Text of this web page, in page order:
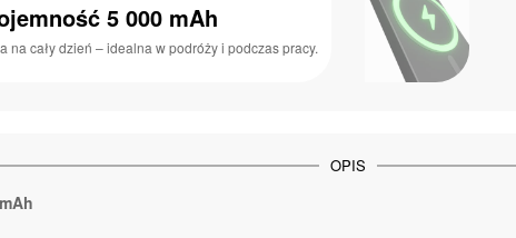
5 000 mAh
na cały dzień – idealna w podróży i podczas pracy.
OPIS